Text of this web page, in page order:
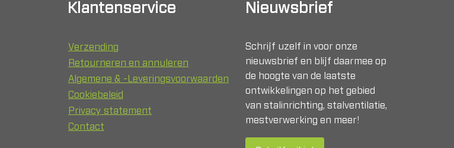
Klantenservice
Verzending
Retourneren en annuleren
Algemene & -Leveringsvoorwaarden
Cookiebeleid
Privacy statement
Contact
Nieuwsbrief
Schrijf uzelf in voor onze
nieuwsbrief en blijf daarmee op
de hoogte van de laatste
ontwikkelingen op het gebied
van stalinrichting, stalventilatie,
mestverwerking en meer!